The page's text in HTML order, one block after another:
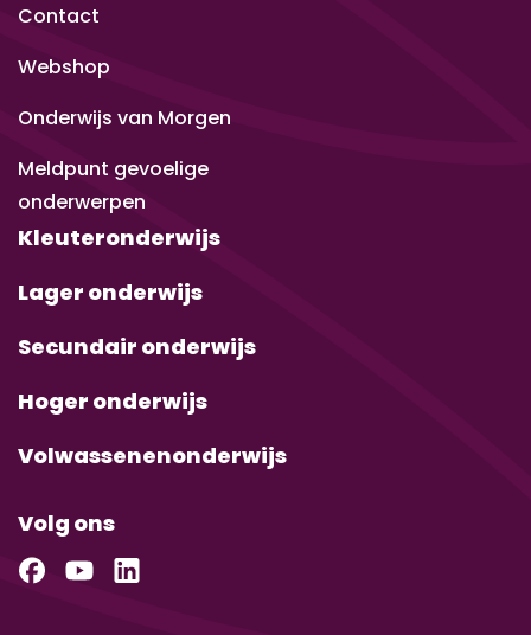
Contact
Webshop
Onderwijs van Morgen
Meldpunt gevoelige
onderwerpen
Kleuteronderwijs
Lager onderwijs
Secundair onderwijs
Hoger onderwijs
Volwassenenonderwijs
Volg ons